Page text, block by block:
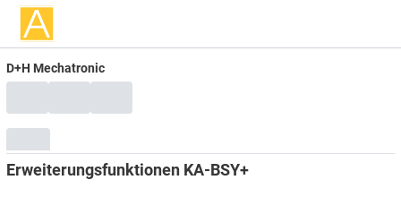
D+H Mechatronic
Erweiterungsfunktionen KA-BSY+